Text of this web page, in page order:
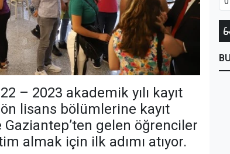
– 2023 akademik yılı kayıt
lisans bölümlerine kayıt
Gaziantep’ten gelen öğrenciler
almak için ilk adımı atıyor.